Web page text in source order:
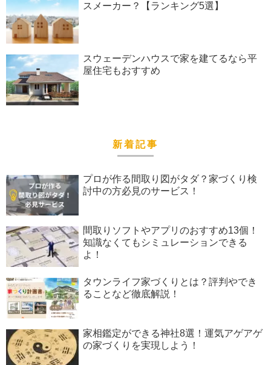
スメーカー？【ランキング5選】
スウェーデンハウスで家を建てるなら平
屋住宅もおすすめ
新着記事
プロが作る間取り図がタダ？家づくり検
討中の方必見のサービス！
間取りソフトやアプリのおすすめ13個！
知識なくてもシミュレーションできる
よ！
タウンライフ家づくりとは？評判やでき
ることなど徹底解説！
家相鑑定ができる神社8選！運気アゲアゲ
の家づくりを実現しよう！